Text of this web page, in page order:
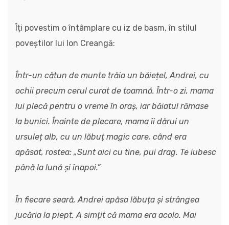
Îți povestim o întâmplare cu iz de basm, în stilul
poveștilor lui Ion Creangă:
Într-un cătun de munte trăia un băiețel, Andrei, cu
ochii precum cerul curat de toamnă. Într-o zi, mama
lui plecă pentru o vreme în oraș, iar băiatul rămase
la bunici. Înainte de plecare, mama îi dărui un
ursuleț alb, cu un lăbuț magic care, când era
apăsat, rostea: „Sunt aici cu tine, pui drag. Te iubesc
până la lună și înapoi.”
În fiecare seară, Andrei apăsa lăbuța și strângea
jucăria la piept. A simțit că mama era acolo. Mai